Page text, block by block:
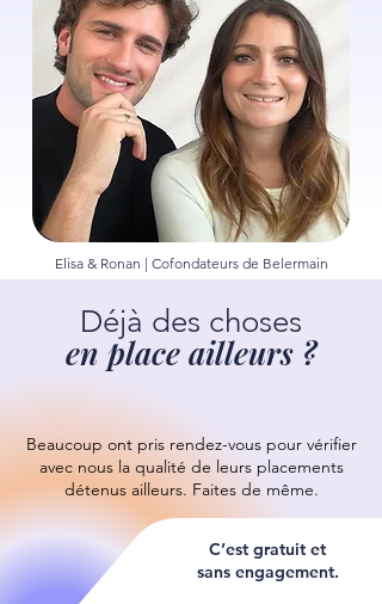
Elisa & Ronan | Cofondateurs de Belermain
Déjà des choses
en place ailleurs ?
Beaucoup ont pris rendez-vous pour vérifier
avec nous la qualité de leurs placements
détenus ailleurs. Faites de même.
C’est gratuit et
sans engagement.